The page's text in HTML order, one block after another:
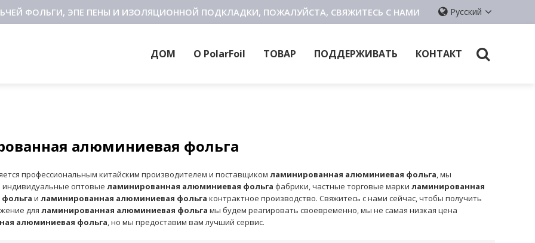
ФОЛЬГИ, ЭПЕ ПЕНЫ И ИЗОЛЯЦИОННОЙ ПОДКЛАДКИ, ПОЖАЛУЙСТА, СВЯЖИТЕСЬ С НАМИ Русский
ДОМ О PolarFoil ТОВАР ПОДДЕРЖИВАТЬ КОНТАКТ
алюминиевая фольга
профессиональным китайским производителем и поставщикомламинированная алюминиевая фольга, мы
индивидуальные оптовыеламинированная алюминиевая фольга фабрики, частные торговые маркиламинированная
иламинированная алюминиевая фольга контрактное производство. Свяжитесь с нами сейчас, чтобы получить
дляламинированная алюминиевая фольга мы будем реагировать своевременно, мы не самая низкая цена
алюминиевая фольга, но мы предоставим вам лучший сервис.